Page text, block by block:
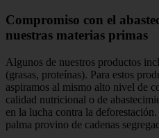
Compromiso con el
nuestras materias primas
Algunos de nuestros productos
(grasas, proteínas). Para estos
aspiramos al mismo alto nivel de
calidad nutricional o de
en la lucha contra la
palma provino de cadenas